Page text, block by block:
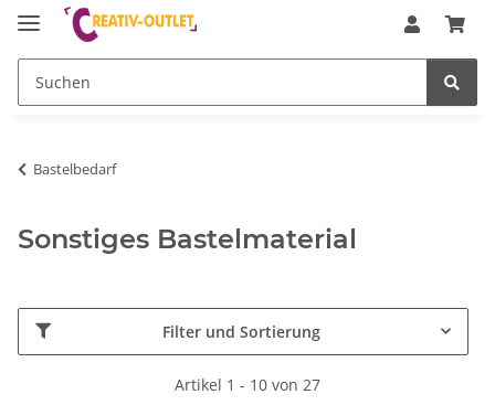
Bastelbedarf
Sonstiges Bastelmaterial
Filter und Sortierung
Artikel 1 - 10 von 27